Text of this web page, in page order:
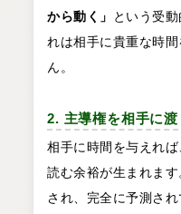
から動く」
という受
れは相手に貴重な時
ん。
2. 主導権を相手に渡
相手に時間を与えれ
読む余裕が生まれま
され、完全に予測さ